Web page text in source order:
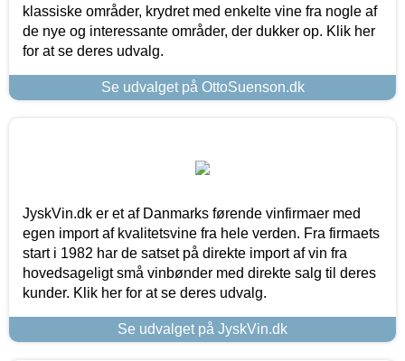
klassiske områder, krydret med enkelte vine fra nogle af
de nye og interessante områder, der dukker op. Klik her
for at se deres udvalg.
Se udvalget på OttoSuenson.dk
JyskVin.dk er et af Danmarks førende vinfirmaer med
egen import af kvalitetsvine fra hele verden. Fra firmaets
start i 1982 har de satset på direkte import af vin fra
hovedsageligt små vinbønder med direkte salg til deres
kunder. Klik her for at se deres udvalg.
Se udvalget på JyskVin.dk